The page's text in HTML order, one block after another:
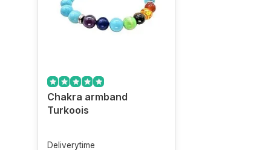
Chakra armband
Turkoois
Deliverytime